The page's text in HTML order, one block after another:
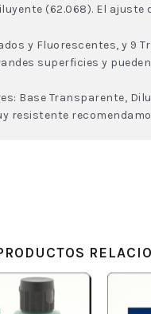
(62.068). El
y Fluorescentes, y 9
superficies y
Base Transparente,
resistente